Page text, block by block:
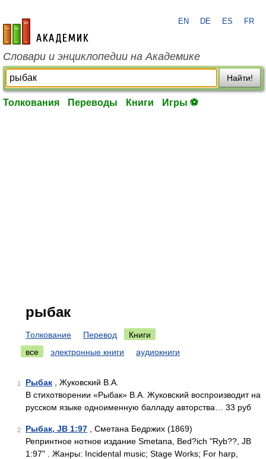
academic.ru
EN DE ES FR
Словари и энциклопедии на Академике
Найти!
Толкования Переводы Книги Игры ⚽
рыбак
Толкование Перевод
Книги
все
электронные книги аудиокниги
1 Рыбак , Жуковский В.А.
В стихотворении «Рыбак» В.А. Жуковский воспроизводит на
русском языке одноименную балладу авторства… 33 руб
2 Рыбак, JB 1:97 , Сметана Бедржих (1869)
Репринтное нотное издание Smetana, Bed?ich "Ryb??, JB
1:97" . Жанры: Incidental music; Stage Works; For harp,